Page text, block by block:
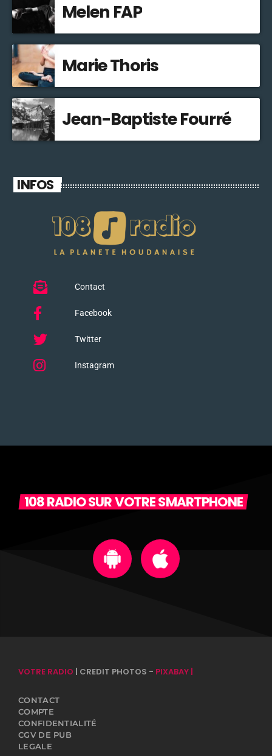
Melen FAP
Marie Thoris
Jean-Baptiste Fourré
INFOS
Contact
Facebook
Twitter
Instagram
108 RADIO SUR VOTRE SMARTPHONE
VOTRE RADIO | CREDIT PHOTOS - PIXABAY |
CONTACT
COMPTE
CONFIDENTIALITÉ
CGV DE PUB
LEGALE